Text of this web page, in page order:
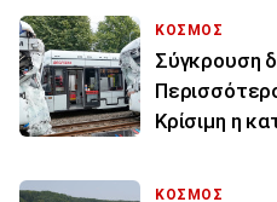
ΚΟΣΜΟΣ
Σύγκρουση
Κρίσιμη η
ΚΟΣΜΟΣ